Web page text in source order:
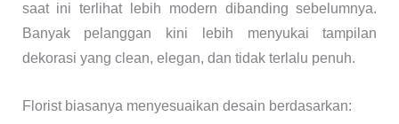
saat ini terlihat lebih modern dibanding sebelumnya.
Banyak pelanggan kini lebih menyukai tampilan
dekorasi yang clean, elegan, dan tidak terlalu penuh.
Florist biasanya menyesuaikan desain berdasarkan: